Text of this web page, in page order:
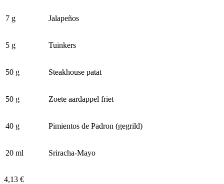
7 g Jalapeños
5 g Tuinkers
50 g Steakhouse patat
50 g Zoete aardappel friet
40 g Pimientos de Padron (gegrild)
20 ml Sriracha-Mayo
4,13 €